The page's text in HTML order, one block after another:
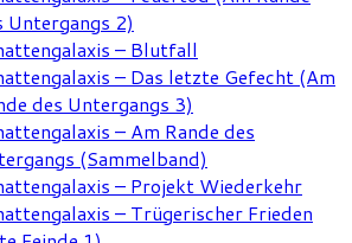
Untergangs 2)
– Blutfall
– Das letzte Gefecht (Am
des Untergangs 3)
– Am Rande des
(Sammelband)
– Projekt Wiederkehr
– Trügerischer Frieden